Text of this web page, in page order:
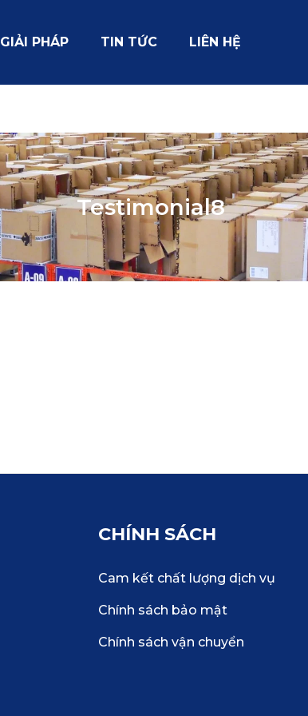
GIẢI PHÁP TIN TỨC LIÊN HỆ
Testimonial8
CHÍNH SÁCH
Cam kết chất lượng dịch vụ
Chính sách bảo mật
Chính sách vận chuyển